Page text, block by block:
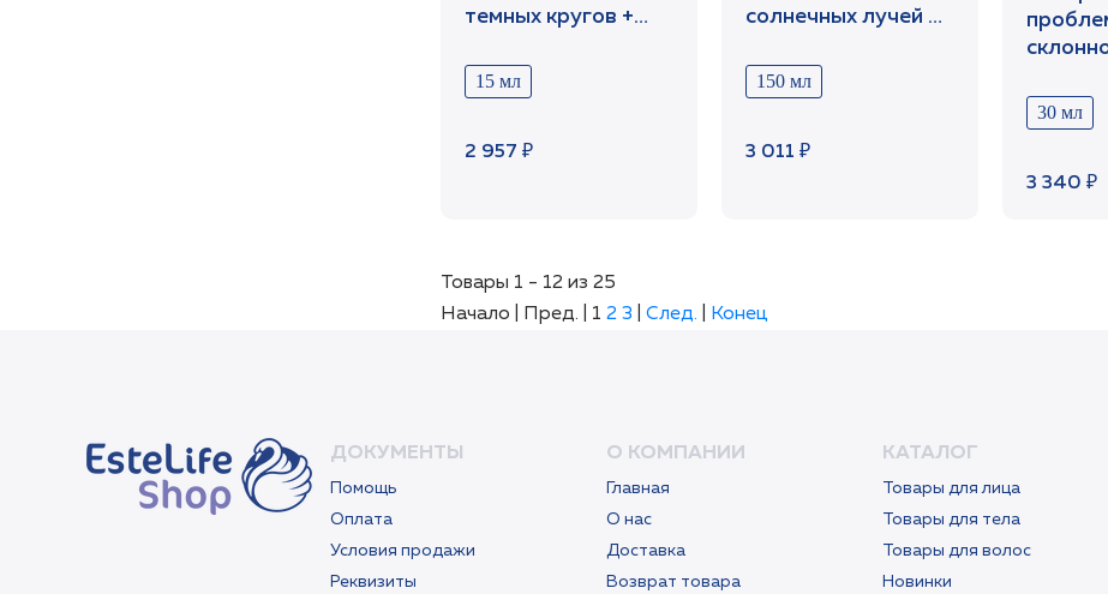
темных кругов +
15 мл
2 957 ₽
солнечных лучей А
150 мл
3 011 ₽
30 мл
3 340 ₽
Товары 1 - 12 из 25
Начало | Пред. | 1 2 3 След. Конец
ДОКУМЕНТЫ
Помощь
Оплата
Условия продажи
Реквизиты
О КОМПАНИИ
Главная
О нас
Доставка
Возврат товара
КАТАЛОГ
Товары для лица
Товары для тела
Товары для волос
Новинки